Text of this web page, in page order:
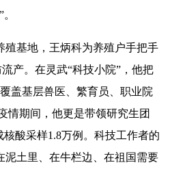
殖基地，王炳科为养殖户手把手
产。在灵武“科技小院”，他把
盖基层兽医、繁育员、职业院
情期间，他更是带领研究生团
核酸采样1.8万例。科技工作者的
泥土里、在牛栏边、在祖国需要